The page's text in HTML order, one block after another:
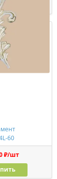
60
₽/шт